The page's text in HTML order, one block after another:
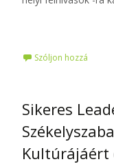
Szóljon hozzá
Sikeres
Kultúrájáért